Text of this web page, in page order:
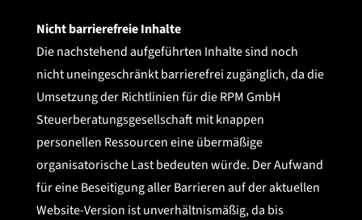
Nicht barrierefreie Inhalte
Die nachstehend aufgeführten Inhalte sind noch
nicht uneingeschränkt barrierefrei zugänglich, da die
Umsetzung der Richtlinien für die RPM GmbH
Steuerberatungsgesellschaft mit knappen
personellen Ressourcen eine übermäßige
organisatorische Last bedeuten würde. Der Aufwand
für eine Beseitigung aller Barrieren auf der aktuellen
Website-Version ist unverhältnismäßig, da bis